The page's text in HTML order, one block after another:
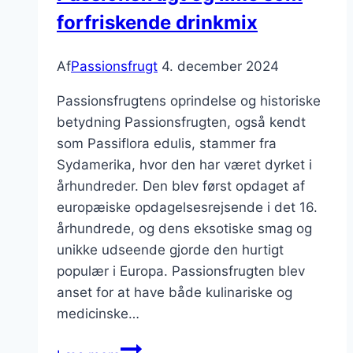
forfriskende drinkmix
AfPassionsfrugt 4. december 2024
Passionsfrugtens oprindelse og historiske
betydning Passionsfrugten, også kendt
som Passiflora edulis, stammer fra
Sydamerika, hvor den har været dyrket i
århundreder. Den blev først opdaget af
europæiske opdagelsesrejsende i det 16.
århundrede, og dens eksotiske smag og
unikke udseende gjorde den hurtigt
populær i Europa. Passionsfrugten blev
anset for at have både kulinariske og
medicinske…
Passionsfrugt